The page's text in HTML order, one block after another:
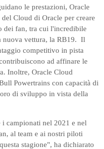
le prestazioni, Oracle
Cloud di Oracle per creare
dei fan, tra cui l'incredibile
nuova vettura, la RB19. Il
competitivo in pista
ad affinare le
Inoltre, Oracle Cloud
Powertrains con capacità di
di sviluppo in vista della
campionati nel 2021 e nel
al team e ai nostri piloti
stagione", ha dichiarato